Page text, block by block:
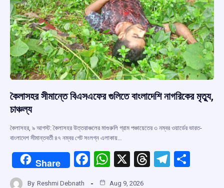
কৈলাসহর সীমান্তে বিএসএফের গুলিতে বাংলাদেশি নাগরিকের মৃত্যু,
চাঞ্চল্য
কৈলাসহর, ৯ আগস্ট: কৈলাসহর উত্তরাঞ্চলের মাগুরুলি গ্রাম পঞ্চায়েতের ৩ নম্বর ওয়ার্ডের ভারত-
বাংলাদেশ সীমান্তবর্তী ৪৭ নম্বর গেট সংলগ্ন এলাকায়…
Share
F
W X
T
T
By Reshmi Debnath Aug 9, 2026